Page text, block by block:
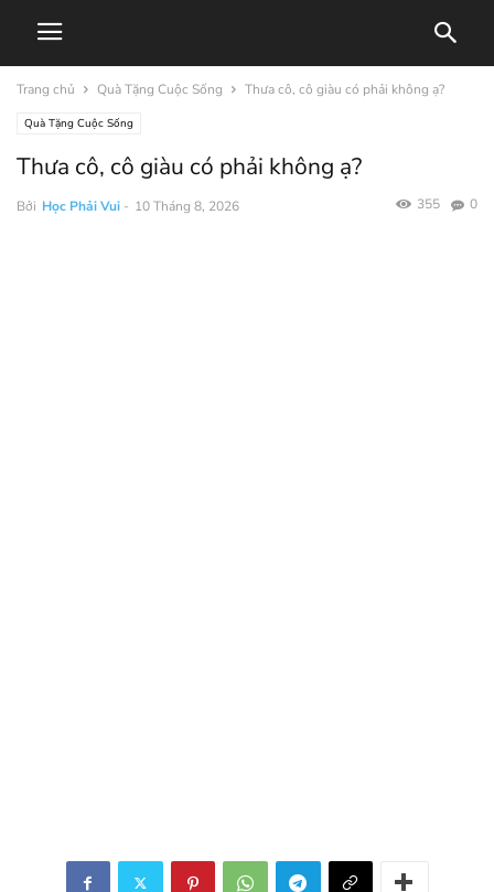
Trang chủ Quà Tặng Cuộc Sống Thưa cô, cô giàu có phải không ạ?
Quà Tặng Cuộc Sống
Thưa cô, cô giàu có phải không ạ?
Bởi Học Phải Vui - 10 Tháng 8, 2026 0
355